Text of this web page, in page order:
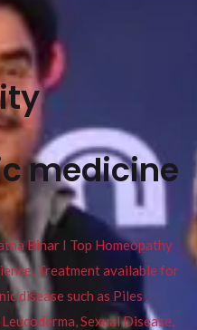
medicine
Bihar I Top Homeopathy
Treatment available for
disease such as Piles ,
Sexual Disease,